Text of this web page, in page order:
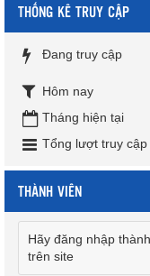
THỐNG KÊ TRUY CẬP
Đang truy cập
Hôm nay
Tháng hiện tại
Tổng lượt truy cập
THÀNH VIÊN
Hãy đăng nhập
trên site